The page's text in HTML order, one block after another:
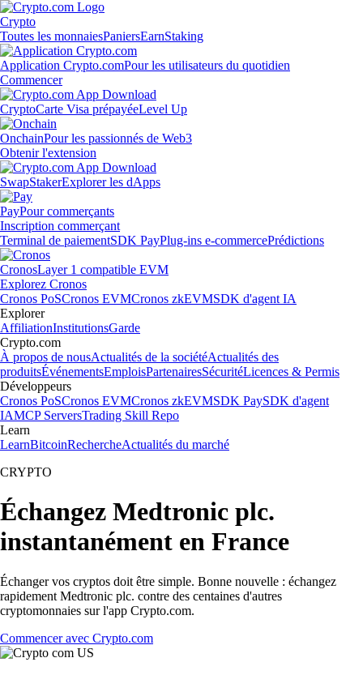
Crypto
Toutes les monnaiesPaniersEarnStaking
Application Crypto.comPour les utilisateurs du quotidien
Commencer
CryptoCarte Visa prépayéeLevel Up
OnchainPour les passionnés de Web3
Obtenir l'extension
SwapStakerExplorer les dApps
PayPour commerçants
Inscription commerçant
Terminal de paiementSDK PayPlug-ins e-commercePrédictions
CronosLayer 1 compatible EVM
Explorez Cronos
Cronos PoSCronos EVMCronos zkEVMSDK d'agent IA
Explorer
AffiliationInstitutionsGarde
Crypto.com
À propos de nousActualités de la sociétéActualités des
produitsÉvénementsEmploisPartenairesSécuritéLicences & Permis
Développeurs
Cronos PoSCronos EVMCronos zkEVMSDK PaySDK d'agent
IAMCP ServersTrading Skill Repo
Learn
LearnBitcoinRechercheActualités du marché
CRYPTO
Échangez Medtronic plc.
instantanément en France
Échanger vos cryptos doit être simple. Bonne nouvelle : échangez
rapidement Medtronic plc. contre des centaines d'autres
cryptomonnaies sur l'app Crypto.com.
Commencer avec Crypto.com